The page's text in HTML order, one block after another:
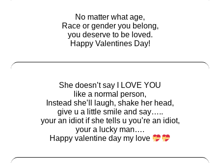
No matter what age,
Race or gender you belong,
you deserve to be loved.
Happy Valentines Day!
She doesn’t say I LOVE YOU
like a normal person,
Instead she’ll laugh, shake her head,
give u a little smile and say…..
your an idiot if she tells u you’re an idiot,
your a lucky man….
Happy valentine day my love